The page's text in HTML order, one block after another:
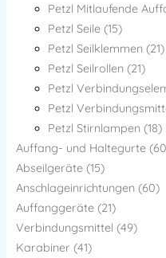
Petzl Mitlaufende
Petzl Seile (15)
Petzl Seilklemmen (21)
Petzl Seilrollen (21)
Petzl
Petzl
Petzl Stirnlampen (18)
Auffang- und Haltegurte
Abseilgeräte (15)
Anschlageinrichtungen (60)
Auffanggeräte (21)
Verbindungsmittel (49)
Karabiner (41)